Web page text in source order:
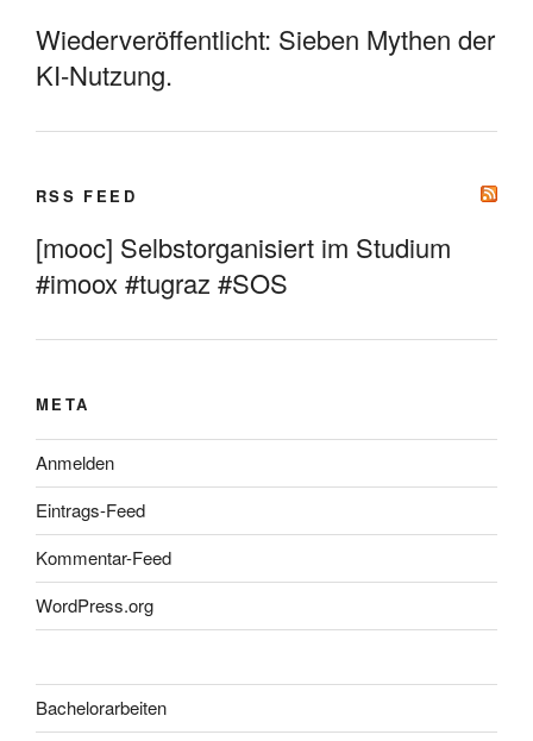
Wiederveröffentlicht: Sieben Mythen der
KI-Nutzung.
RSS FEED
[mooc] Selbstorganisiert im Studium
#imoox #tugraz #SOS
META
Anmelden
Eintrags-Feed
Kommentar-Feed
WordPress.org
Bachelorarbeiten